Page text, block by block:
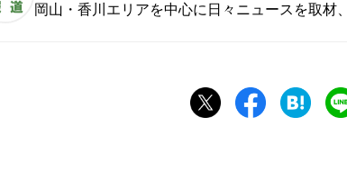
岡山・香川エリアを中心に日々ニュースを取材